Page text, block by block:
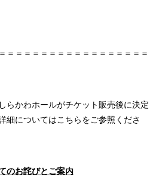
＝＝＝＝＝＝＝＝＝＝＝＝＝＝＝＝＝
らかわホールがチケット販売後に決定
細についてはこちらをご参照くださ
のお詫びとご案内